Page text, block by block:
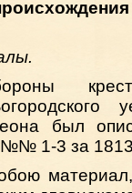
был
№№ 1-3 за 1813